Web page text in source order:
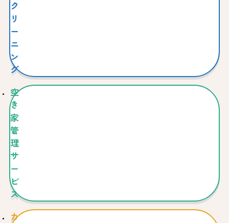
ク
リ
ー
ニ
ン
グ
空
き
家
管
理
サ
ー
ビ
ス
カ